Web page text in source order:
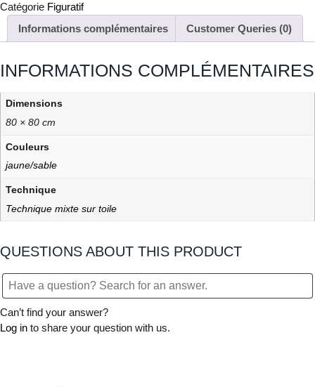
Catégorie Figuratif
Informations complémentaires
Customer Queries (0)
INFORMATIONS COMPLÉMENTAIRES
Dimensions
80 × 80 cm
Couleurs
jaune/sable
Technique
Technique mixte sur toile
QUESTIONS ABOUT THIS PRODUCT
Can’t find your answer?
Log in to share your question with us.